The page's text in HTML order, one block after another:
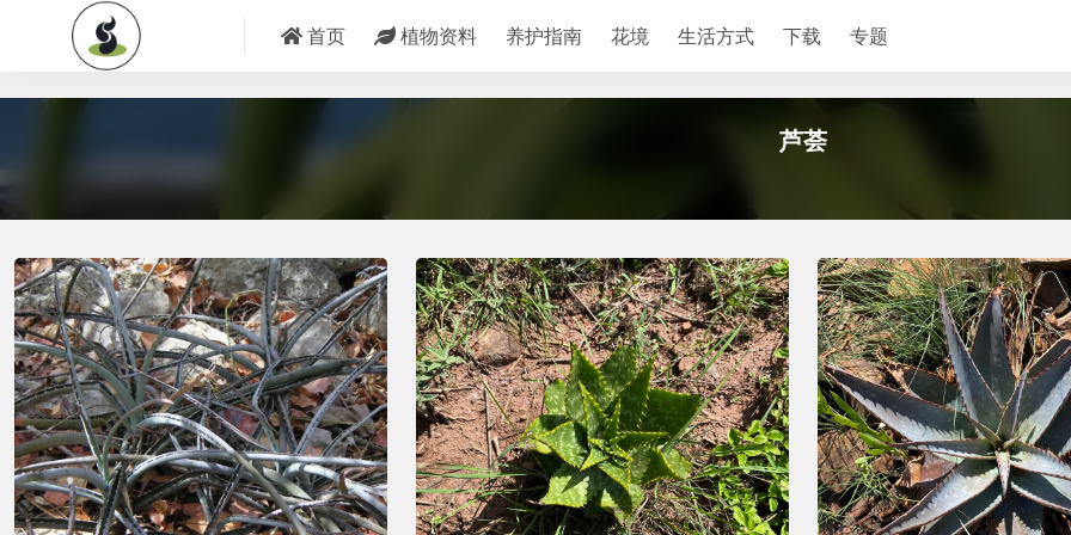
首页 植物资料 养护指南 花境 生活方式 下载 专题
芦荟